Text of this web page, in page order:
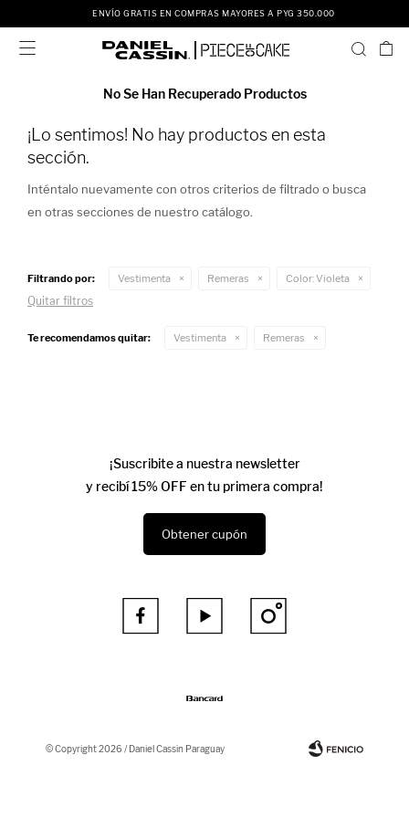
ENVÍO GRATIS EN COMPRAS MAYORES A PYG 350.000

No Se Han Recuperado Productos
¡Lo sentimos! No hay productos en esta
sección.
Inténtalo nuevamente con otros criterios de filtrado o busca
en otras secciones de nuestro catálogo.
Filtrando por: Vestimenta Remeras Color:Violeta
Quitar filtros
Te recomendamos quitar: Vestimenta Remeras
¡Suscribite a nuestra newsletter
y recibí 15% OFF en tu primera compra!
Obtener cupón
  
© Copyright 2026 / Daniel Cassin Paraguay